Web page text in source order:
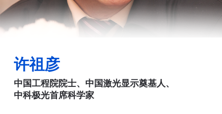
许祖彦
中国工程院院士、中国激光显示奠基人、
中科极光首席科学家